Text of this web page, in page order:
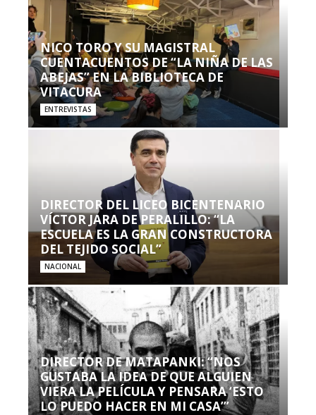
NICO TORO Y SU MAGISTRAL
CUENTACUENTOS DE “LA NIÑA DE LAS
ABEJAS” EN LA BIBLIOTECA DE
VITACURA
ENTREVISTAS
DIRECTOR DEL LICEO BICENTENARIO
VÍCTOR JARA DE PERALILLO: “LA
ESCUELA ES LA GRAN CONSTRUCTORA
DEL TEJIDO SOCIAL”
NACIONAL
DIRECTOR DE MATAPANKI: “NOS
GUSTABA LA IDEA DE QUE ALGUIEN
VIERA LA PELÍCULA Y PENSARA ‘ESTO
LO PUEDO HACER EN MI CASA’”